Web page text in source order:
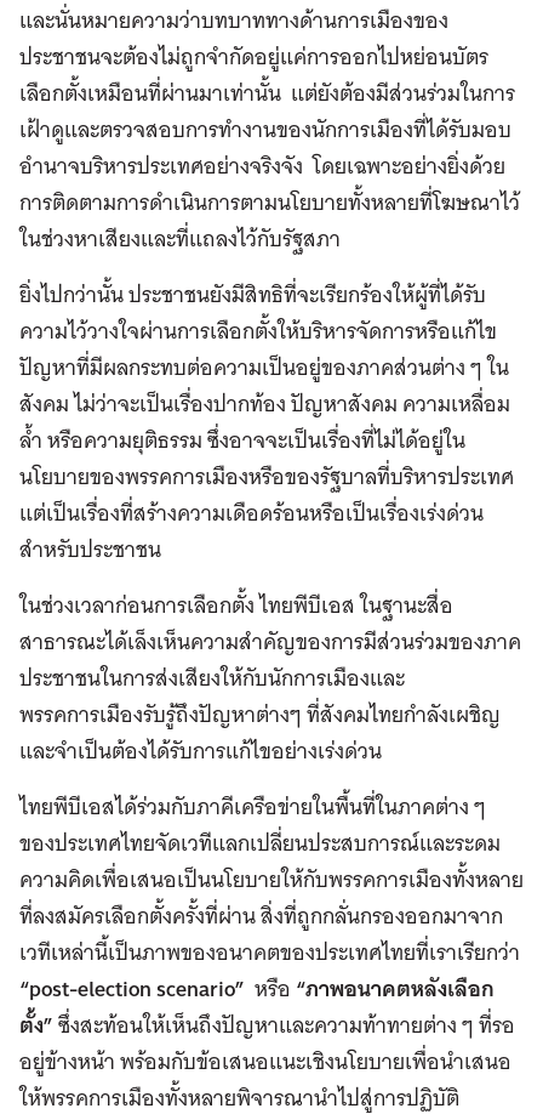
และนั่นหมายความว่าบทบาททางด้านการเมืองของ
ประชาชนจะต้องไม่ถูกจำกัดอยู่แค่การออกไปหย่อนบัตร
เลือกตั้งเหมือนที่ผ่านมาเท่านั้น แต่ยังต้องมีส่วนร่วมในการ
เฝ้าดูและตรวจสอบการทำงานของนักการเมืองที่ได้รับมอบ
อำนาจบริหารประเทศอย่างจริงจัง โดยเฉพาะอย่างยิ่งด้วย
การติดตามการดำเนินการตามนโยบายทั้งหลายที่โฆษณาไว้
ในช่วงหาเสียงและที่แถลงไว้กับรัฐสภา
ยิ่งไปกว่านั้น ประชาชนยังมีสิทธิที่จะเรียกร้องให้ผู้ที่ได้รับ
ความไว้วางใจผ่านการเลือกตั้งให้บริหารจัดการหรือแก้ไข
ปัญหาที่มีผลกระทบต่อความเป็นอยู่ของภาคส่วนต่าง ๆ ใน
สังคม ไม่ว่าจะเป็นเรื่องปากท้อง ปัญหาสังคม ความเหลื่อม
ล้ำ หรือความยุติธรรม ซึ่งอาจจะเป็นเรื่องที่ไม่ได้อยู่ใน
นโยบายของพรรคการเมืองหรือของรัฐบาลที่บริหารประเทศ
แต่เป็นเรื่องที่สร้างความเดือดร้อนหรือเป็นเรื่องเร่งด่วน
สำหรับประชาชน
ในช่วงเวลาก่อนการเลือกตั้ง ไทยพีบีเอส ในฐานะสื่อ
สาธารณะได้เล็งเห็นความสำคัญของการมีส่วนร่วมของภาค
ประชาชนในการส่งเสียงให้กับนักการเมืองและ
พรรคการเมืองรับรู้ถึงปัญหาต่างๆ ที่สังคมไทยกำลังเผชิญ
และจำเป็นต้องได้รับการแก้ไขอย่างเร่งด่วน
ไทยพีบีเอสได้ร่วมกับภาคีเครือข่ายในพื้นที่ในภาคต่าง ๆ
ของประเทศไทยจัดเวทีแลกเปลี่ยนประสบการณ์และระดม
ความคิดเพื่อเสนอเป็นนโยบายให้กับพรรคการเมืองทั้งหลาย
ที่ลงสมัครเลือกตั้งครั้งที่ผ่าน สิ่งที่ถูกกลั่นกรองออกมาจาก
เวทีเหล่านี้เป็นภาพของอนาคตของประเทศไทยที่เราเรียกว่า
“post-election scenario” หรือ “ภาพอนาคตหลังเลือก
ตั้ง”ซึ่งสะท้อนให้เห็นถึงปัญหาและความท้าทายต่าง ๆ ที่รอ
อยู่ข้างหน้า พร้อมกับข้อเสนอแนะเชิงนโยบายเพื่อนำเสนอ
ให้พรรคการเมืองทั้งหลายพิจารณานำไปสู่การปฏิบัติ